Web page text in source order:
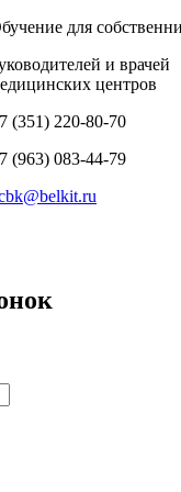
для
и врачей
центров
(351) 220-80-70
(963) 083-44-79